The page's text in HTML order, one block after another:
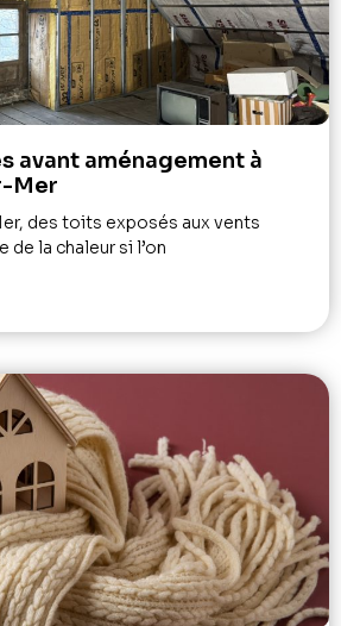
avant aménagement à
Mer
des toits exposés aux vents
la chaleur si l’on